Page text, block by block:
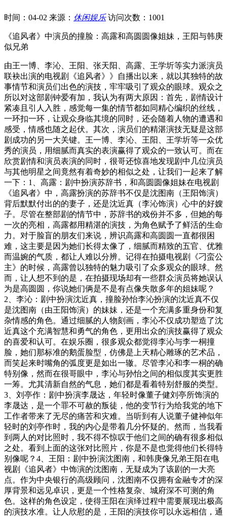
时间：04-02 来源： 休闲娱乐 访问次数：1001
《追风者》中演员的撞脸：高露和高圆圆像姐妹，王阳与韩庚
似兄弟
由王一博、李沁、王阳、张天阳、高露、王学圻等实力派演员
联袂出演的电视剧《追风者》》自播出以来，就以其独特的故
事情节和演员们出色的演技，牢牢吸引了观众的眼球。观众之
所以对这部剧钟爱有加，我认为有两大原因：首先，剧情设计
紧凑且引人入胜，感觉每一集的情节都如同精心编织的丝线，
一环扣一环，让观众身临其境的同时，还会随着人物的遭遇和
感受，情感也随之起伏。其次，演员们的精湛演技无疑是这部
剧成功的另一大关键。王一博、李沁、王阳、王学圻等一众优
秀的演员，用细腻而真实的表演赢得了观众的一致认可。而在
欣赏剧情和演员表演的同时，很哥还惊喜地发现剧中几位演员
与其他明星之间竟然有着奇妙的相似之处，让我们一起来了解
一下：1、高露：剧中扮演苏辞书，和高圆圆像姐妹在电视剧
《追风者》中，高露扮演的苏辞书不仅是沈图南（王阳饰演）
背后默默付出的的妻子，还是沈近真（李沁饰演）心中的好嫂
子。尽管在整部剧的情节中，苏辞书的戏份并不多，但她的每
一次的亮相，高露都用精湛的演技，为角色赋予了鲜活的生命
力。对于脸盲的朋友们来说，辨识高露和高圆圆一直都很困
难，这主要是因为她们长得太像了，细腻而精致的五官、优雅
而温婉的气质，都让人难以分辨。记得在拍摄电视剧《刁蛮公
主》的时候，高露曾以独特的魅力吸引了众多观众的眼球。然
而，让人想不到的是，在拍摄现场却有一些群众演员将她误认
为是高圆圆，你说她们俩是不是有点像失散多年的姐妹呢？
2、李沁：剧中扮演沈近真，撞脸孙怡李沁扮演的沈近真不仅
是沈图南（由王阳饰演）的妹妹，还是一个充满多重身份和复
杂情感的角色。通过细腻的人物刻画，李沁不仅成功塑造了沈
近真这个充满智慧和勇气的角色，更用出众的演技赢得了观众
的喜爱和认可。在娱乐圈，很多观众都觉得李沁与李一桐撞
脸，她们那标准的鹅蛋脸型，仿佛是上天精心雕琢的艺术品，
而笑起来时嘴角的弧度更是如出一辙。尽管李沁和李一桐的确
特别像，然而在很哥眼中，李沁与孙怡之间的相似度其实更胜
一筹。尤其清新自然的气息，她们都是看着特别舒服的类型。
3、刘亭作：剧中扮演李晟达，年轻时像董子健刘亭所饰演的
李晟达，是一个罪不可赦的叛徒，他的变节行为给我党的地下
工作者带来了无尽的痛苦和灾难。当听到有人说董子健神似年
轻时的刘亭作时，我的内心是带着几分怀疑的。然而，当我看
到两人的对比照时，我不得不惊叹于他们之间的确有很多相似
之处。看到上面的这张对比照片，你是不是也觉得他们长得特
别像呢？4、王阳：剧中扮演沈图南，和韩庚像兄弟王阳在电
视剧《追风者》中饰演的沈图南，无疑成为了该剧的一大亮
点。作为中央银行的高级顾问，沈图南不仅拥有金融专才的深
厚背景和远见卓识，更是一个性格复杂、城府深不可测的角
色。这样的角色设定，使得王阳在演绎过程中需要展现出极高
的演技水准。让人欣慰的是，王阳的演技你可以永远相信，通